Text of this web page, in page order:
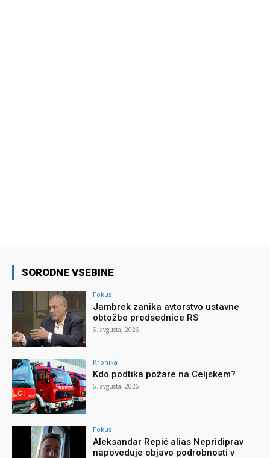
SORODNE VSEBINE
Fokus
Jambrek zanika avtorstvo ustavne
obtožbe predsednice RS
6. avgusta, 2026
Kronika
Kdo podtika požare na Celjskem?
6. avgusta, 2026
Fokus
Aleksandar Repić alias Nepridiprav
napoveduje objavo podrobnosti v